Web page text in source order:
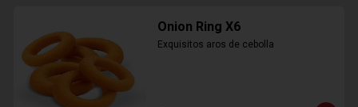
Onion Ring X6
Exquisitos aros de cebolla